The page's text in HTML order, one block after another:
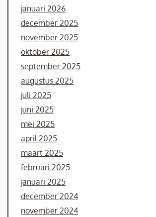
januari 2026
december 2025
november 2025
oktober 2025
september 2025
augustus 2025
juli 2025
juni 2025
mei 2025
april 2025
maart 2025
februari 2025
januari 2025
december 2024
november 2024